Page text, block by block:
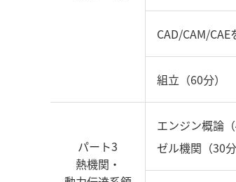
CAD/CAM/CAE
組立（60分）
パート3
熱機関・
エンジン概論
ゼル機関（30分